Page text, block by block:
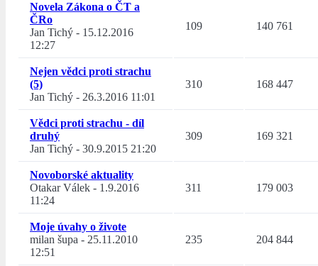
Novela Zákona o ČT a
ČRo
Jan Tichý - 15.12.2016
12:27
109 140 761
Nejen vědci proti strachu
(5)
Jan Tichý - 26.3.2016 11:01
310 168 447
Vědci proti strachu - díl
druhý
Jan Tichý - 30.9.2015 21:20
309 169 321
Novoborské aktuality
Otakar Válek - 1.9.2016
11:24
311 179 003
Moje úvahy o živote
milan šupa - 25.11.2010
12:51
235 204 844